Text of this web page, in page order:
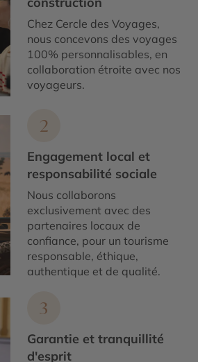
Chez Cercle des Voyages,
nous concevons des voyages
100% personnalisables, en
collaboration étroite avec nos
voyageurs.
2
Engagement local et
responsabilité sociale
Nous collaborons
exclusivement avec des
partenaires locaux de
confiance, pour un tourisme
responsable, éthique,
authentique et de qualité.
3
Garantie et tranquillité
d'esprit